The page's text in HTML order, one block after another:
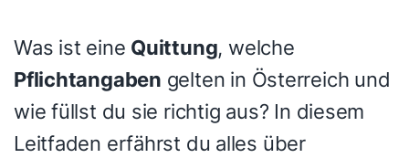
Was ist eine Quittung, welche
Pflichtangaben gelten in Österreich und
wie füllst du sie richtig aus? In diesem
Leitfaden erfährst du alles über